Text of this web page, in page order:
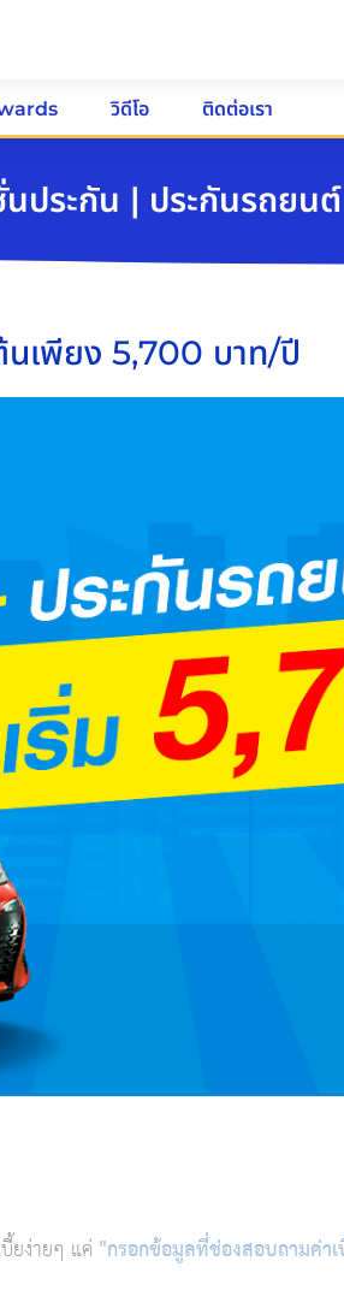
วิดีโอ ติดต่อเรา
นประกัน | ประกันรถยนต์
นเพียง 5,700 บาท/ปี
ยง่ายๆ แค่ "กรอกข้อมูลที่ช่องสอบถามค่า